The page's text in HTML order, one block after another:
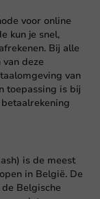
voor online
kun je snel,
Bij alle
deze
van
toepassing is bij
is de meest
in België. De
Belgische